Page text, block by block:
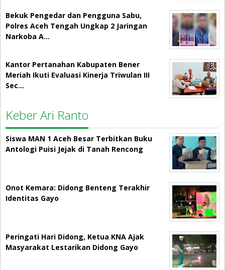
Bekuk Pengedar dan Pengguna Sabu,
Polres Aceh Tengah Ungkap 2 Jaringan
Narkoba A…
Kantor Pertanahan Kabupaten Bener
Meriah Ikuti Evaluasi Kinerja Triwulan III
Sec…
Keber Ari Ranto
Siswa MAN 1 Aceh Besar Terbitkan Buku
Antologi Puisi Jejak di Tanah Rencong
Onot Kemara: Didong Benteng Terakhir
Identitas Gayo
Peringati Hari Didong, Ketua KNA Ajak
Masyarakat Lestarikan Didong Gayo